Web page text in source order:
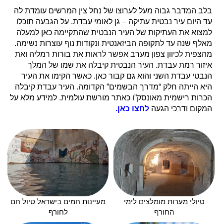
בלב המדבר גבוה מעל לערוצו של נחל צין המרשים עומדת לה
עד היום עיר נבטית עתיקה – גן לאומי עבדת. על הגבעה תוכלו
למצוא את העתיקות של העיר הנבטית שהתקיימה כאן למעלה
מאלף שנה עד לתקופה הביזאנטית ונקודות נוף עוצרות נשימה.
מהצפית לכיוון צפון מערב אפשר לראות את בורות רמליה ואת
איזור רמת עבדת. העיר הנבטית קיבלה את שמו של המלך
הנבטי עבדת השני והוא גם קבור כאן. כאשר הקימו את העיר
היא הייתה חלק “מדרך הבשמים” הקדומה. העיר עבדת קיבלה
הכרות רישמית מאונסק”ו כאתר מורשת עולמית. למידע מלא על
המקום ודרכי הגעה לחצו כאן.
טיולי מערות מומלצים לימי
החורף
מעיינות חמים בישראל טיול חם
לחורף